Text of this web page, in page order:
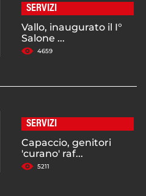
SERVIZI
Vallo, inaugurato il I°
Salone ...
4659
SERVIZI
Capaccio, genitori
'curano' raf...
5211